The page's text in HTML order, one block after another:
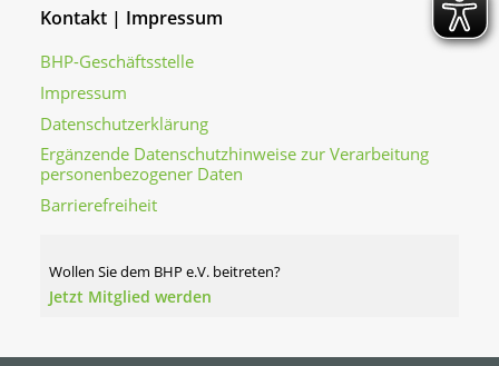
Kontakt | Impressum
BHP-Geschäftsstelle
Impressum
Datenschutzerklärung
Ergänzende Datenschutzhinweise zur Verarbeitung
personenbezogener Daten
Barrierefreiheit
Wollen Sie dem BHP e.V. beitreten?
Jetzt Mitglied werden